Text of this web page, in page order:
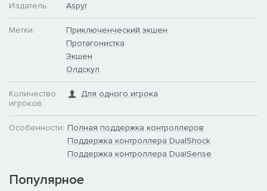
Издатель:
Aspyr
Метки:
Приключенческий экшен
Протагонистка
Экшен
Олдскул
Количество
игроков:
Для одного игрока
Особенности: Полная поддержка контроллеров
Поддержка контроллера DualShock
Поддержка контроллера DualSense
Популярное